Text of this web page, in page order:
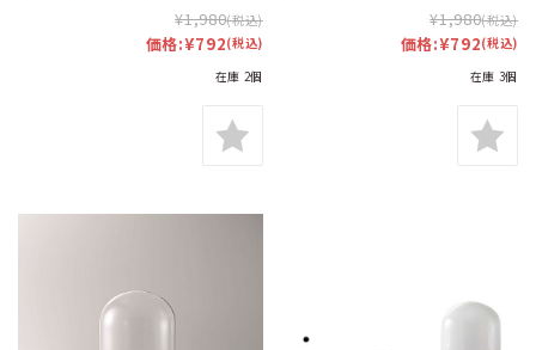
¥1,980(税込)
価格:¥792(税込)
在庫 2個
¥1,980(税込)
価格:¥792(税込)
在庫 3個